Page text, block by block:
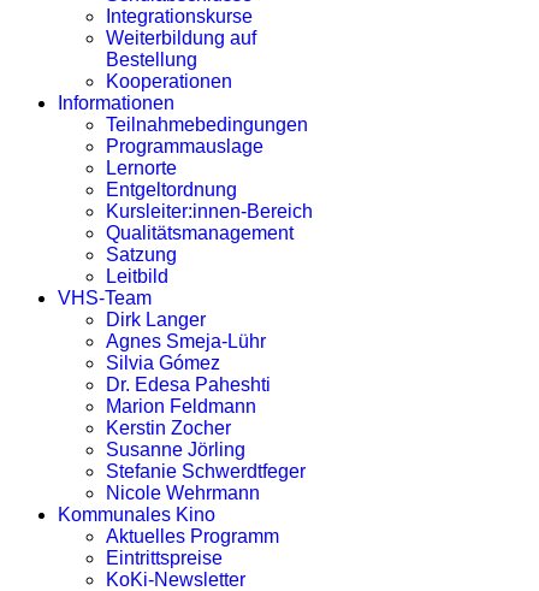
Integrationskurse
Weiterbildung auf
Bestellung
Kooperationen
Informationen
Teilnahmebedingungen
Programmauslage
Lernorte
Entgeltordnung
Kursleiter:innen-Bereich
Qualitätsmanagement
Satzung
Leitbild
VHS-Team
Dirk Langer
Agnes Smeja-Lühr
Silvia Gómez
Dr. Edesa Paheshti
Marion Feldmann
Kerstin Zocher
Susanne Jörling
Stefanie Schwerdtfeger
Nicole Wehrmann
Kommunales Kino
Aktuelles Programm
Eintrittspreise
KoKi-Newsletter